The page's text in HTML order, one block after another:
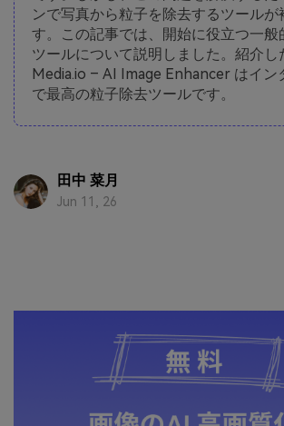
ンで写真から粒子を除去するツールが
す。この記事では、開始に役立つ一般
ツールについて説明しました。紹介し
Media.io – AI Image Enhancer はイン
で最高の粒子除去ツールです。
田中 菜月
Jun 11, 26